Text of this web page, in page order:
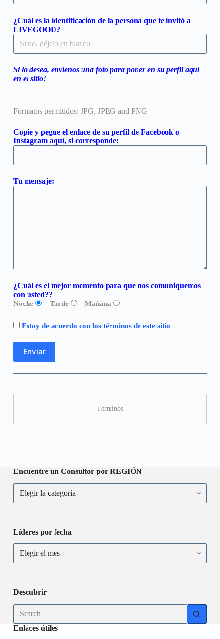
¿Cuál es la identificación de la persona que te invitó a
LIVEGOOD?
Si lo desea, envíenos una foto para poner en su perfil aquí
en el sitio!
Formatos permitidos: JPG, JPEG and PNG
Copie y pegue el enlace de su perfil de Facebook o
Instagram aquí, si corresponde:
Tu mensaje:
¿Cuál es el mejor momento para que nos comuniquemos
con usted??
Noche Tarde Mañana
Estoy de acuerdo con los términos de este sitio
Términos
Encuentre un Consultor por REGIÓN
Líderes por fecha
Descubrir
Enlaces útiles